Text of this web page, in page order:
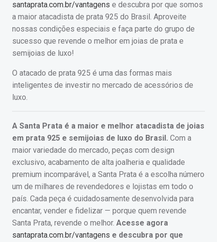
santaprata.com.br/vantagens e descubra por que somos
a maior atacadista de prata 925 do Brasil. Aproveite
nossas condições especiais e faça parte do grupo de
sucesso que revende o melhor em joias de prata e
semijoias de luxo!
O atacado de prata 925 é uma das formas mais
inteligentes de investir no mercado de acessórios de
luxo.
A Santa Prata é a maior e melhor atacadista de joias
em prata 925 e semijoias de luxo do Brasil. Com a
maior variedade do mercado, peças com design
exclusivo, acabamento de alta joalheria e qualidade
premium incomparável, a Santa Prata é a escolha número
um de milhares de revendedores e lojistas em todo o
país. Cada peça é cuidadosamente desenvolvida para
encantar, vender e fidelizar — porque quem revende
Santa Prata, revende o melhor. Acesse agora
santaprata.com.br/vantagens e descubra por que